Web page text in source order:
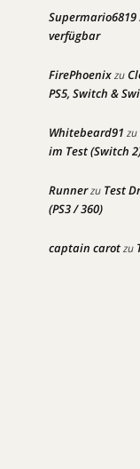
Supermario6819
verfügbar
FirePhoenixzu
PS5, Switch &
Whitebeard91 zu
im Test (Switch
Runnerzu Test
(PS3 / 360)
captain carotzu